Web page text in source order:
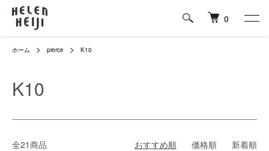
0
ホーム pierce K10
K10
全21商品 おすすめ順 価格順 新着順